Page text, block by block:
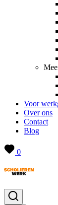
Voor
Over ons
Contact
Blog
0